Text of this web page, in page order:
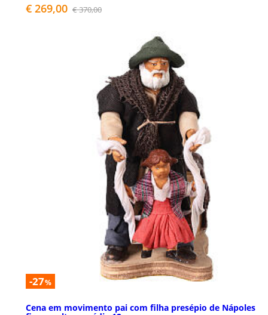
€ 269,00 € 370,00
-27%
Cena em movimento pai com filha presépio de Nápoles